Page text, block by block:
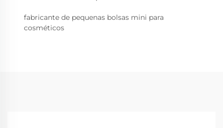
fabricante de pequenas bolsas mini para
cosméticos